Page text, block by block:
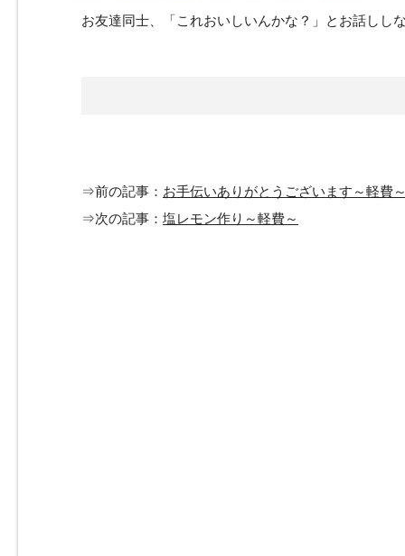
お友達同士、「これおいしいんかな？」とお話しし
⇒前の記事： お手伝いありがとうございます～軽費
⇒次の記事： 塩レモン作り～軽費～